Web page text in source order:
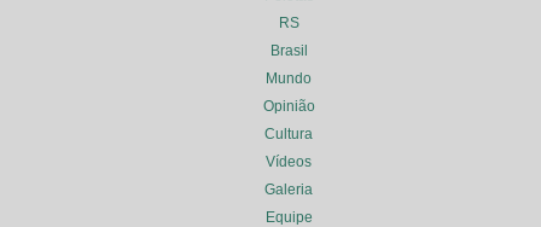
RS
Brasil
Mundo
Opinião
Cultura
Vídeos
Galeria
Equipe